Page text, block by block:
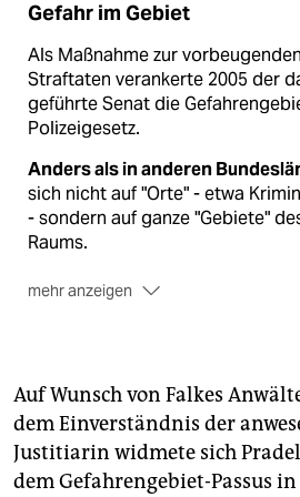
Gefahr im Gebiet
Als Maßnahme zur
Straftaten verankerte 2005 der
geführte Senat die
Polizeigesetz.
Anders als in anderen
sich nicht auf "Orte" - etwa
- sondern auf ganze "Gebiete"
Raums.
mehr anzeigen
Anfangsverdacht
Taschen gucken,
und Menschen im
Gewahrsam nehmen.
Auf Wunsch von Falkes
dem Einverständnis der
Justitiarin widmete sich
dem Gefahrengebiet-Passus in